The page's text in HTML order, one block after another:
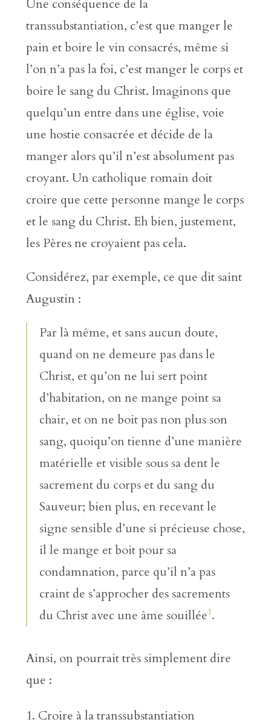
Une conséquence de la
transsubstantiation, c’est que manger le
pain et boire le vin consacrés, même si
l’on n’a pas la foi, c’est manger le corps et
boire le sang du Christ. Imaginons que
quelqu’un entre dans une église, voie
une hostie consacrée et décide de la
manger alors qu’il n’est absolument pas
croyant. Un catholique romain doit
croire que cette personne mange le corps
et le sang du Christ. Eh bien, justement,
les Pères ne croyaient pas cela.
Considérez, par exemple, ce que dit saint
Augustin :
Par là même, et sans aucun doute,
quand on ne demeure pas dans le
Christ, et qu’on ne lui sert point
d’habitation, on ne mange point sa
chair, et on ne boit pas non plus son
sang, quoiqu’on tienne d’une manière
matérielle et visible sous sa dent le
sacrement du corps et du sang du
Sauveur; bien plus, en recevant le
signe sensible d’une si précieuse chose,
il le mange et boit pour sa
condamnation, parce qu’il n’a pas
craint de s’approcher des sacrements
du Christ avec une âme souillée1.
Ainsi, on pourrait très simplement dire
que :
Croire à la transsubstantiation